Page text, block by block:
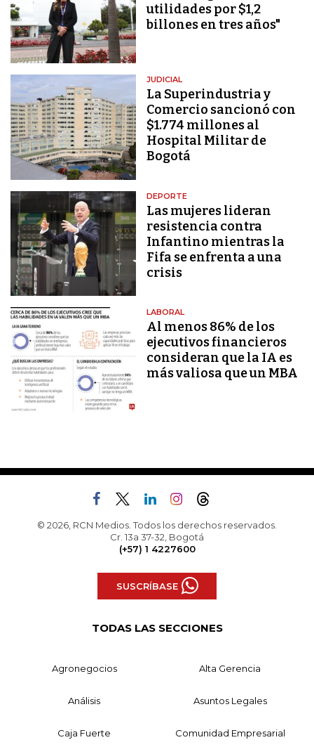
utilidades por $1,2
billones en tres años"
JUDICIAL
La Superindustria y
Comercio sancionó con
$1.774 millones al
Hospital Militar de
Bogotá
DEPORTE
Las mujeres lideran
resistencia contra
Infantino mientras la
Fifa se enfrenta a una
crisis
LABORAL
Al menos 86% de los
ejecutivos financieros
consideran que la IA es
más valiosa que un MBA
© 2026, RCN Medios. Todos los derechos reservados.
Cr. 13a 37-32, Bogotá
(+57) 1 4227600
SUSCRÍBASE
TODAS LAS SECCIONES
Agronegocios Alta Gerencia
Análisis Asuntos Legales
Caja Fuerte Comunidad Empresarial